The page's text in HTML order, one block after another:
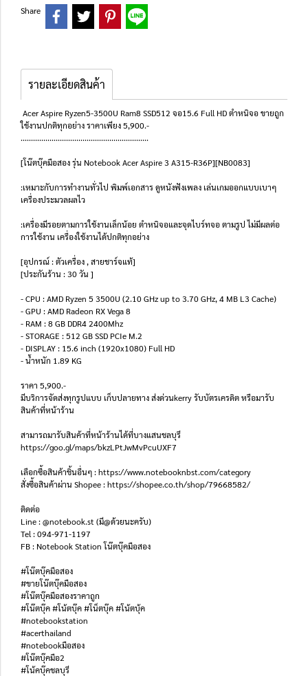
Share
รายละเอียดสินค้า
Acer Aspire Ryzen5-3500U Ram8 SSD512 จอ15.6 Full HD ตำหนิจอ ขายถูก
ใช้งานปกติทุกอย่าง ราคาเพียง 5,900.-
..............................................................
[โน๊ตบุ๊คมือสอง รุ่น Notebook Acer Aspire 3 A315-R36P][NB0083]
:เหมาะกับการทำงานทั่วไป พิมพ์เอกสาร ดูหนังฟังเพลง เล่นเกมออกแบบเบาๆ
เครื่องประมวลผลไว
:เครื่องมีรอยตามการใช้งานเล็กน้อย ตำหนิจอและจุดไบร์ทจอ ตามรูป ไม่มีผลต่อ
การใช้งาน เครื่องใช้งานได้ปกติทุกอย่าง
[อุปกรณ์ : ตัวเครื่อง , สายชาร์จแท้]
[ประกันร้าน : 30 วัน ]
- CPU : AMD Ryzen 5 3500U (2.10 GHz up to 3.70 GHz, 4 MB L3 Cache)
- GPU : AMD Radeon RX Vega 8
- RAM : 8 GB DDR4 2400Mhz
- STORAGE : 512 GB SSD PCIe M.2
- DISPLAY : 15.6 inch (1920x1080) Full HD
- น้ำหนัก 1.89 KG
ราคา 5,900.-
มีบริการจัดส่งทุกรูปแบบ เก็บปลายทาง ส่งด่วนkerry รับบัตรเครดิต หรือมารับ
สินค้าที่หน้าร้าน
สามารถมารับสินค้าที่หน้าร้านได้ที่บางแสนชลบุรี
https://goo.gl/maps/bkzLPtJwMvPcuUXF7
เลือกซื้อสินค้าชิ้นอื่นๆ : https://www.notebooknbst.com/category
สั่งซื้อสินค้าผ่าน Shopee : https://shopee.co.th/shop/79668582/
ติดต่อ
Line : @notebook.st (มี@ด้วยนะครับ)
Tel : 094-971-1197
FB : Notebook Station โน๊ตบุ๊คมือสอง
#โน๊ตบุ๊คมือสอง
#ขายโน๊ตบุ๊คมือสอง
#โน๊ตบุ๊คมือสองราคาถูก
#โน๊ตบุ๊ค #โน้ตบุ๊ค #โน็ตบุ๊ค #โน้ตบุ้ค
#notebookstation
#acerthailand
#notebookมือสอง
#โน๊ตบุ๊คมือ2
#โน้คบุ๊คชลบุรี